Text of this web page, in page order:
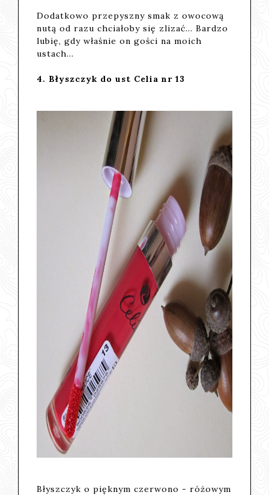
Dodatkowo przepyszny smak z owocową
nutą od razu chciałoby się zlizać... Bardzo
lubię, gdy właśnie on gości na moich
ustach...
4. Błyszczyk do ust Celia nr 13
Błyszczyk o pięknym czerwono - różowym